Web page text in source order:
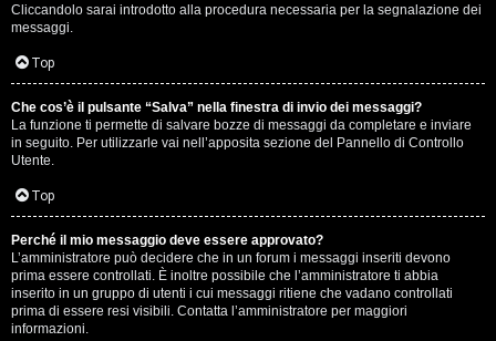
Cliccandolo sarai introdotto alla procedura necessaria per la segnalazione dei
messaggi.
Top
Che cos’è il pulsante “Salva” nella finestra di invio dei messaggi?
La funzione ti permette di salvare bozze di messaggi da completare e inviare
in seguito. Per utilizzarle vai nell’apposita sezione del Pannello di Controllo
Utente.
Top
Perché il mio messaggio deve essere approvato?
L’amministratore può decidere che in un forum i messaggi inseriti devono
prima essere controllati. È inoltre possibile che l’amministratore ti abbia
inserito in un gruppo di utenti i cui messaggi ritiene che vadano controllati
prima di essere resi visibili. Contatta l’amministratore per maggiori
informazioni.
r
a
t
e
c
o
n
G